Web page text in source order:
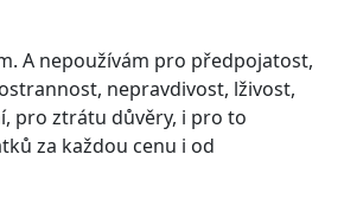
A nepoužívám pro předpojatost,
nepravdivost, lživost,
pro ztrátu důvěry, i pro to
za každou cenu i od